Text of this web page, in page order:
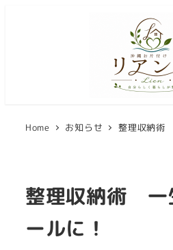
Home お知らせ 整理収納術
整理収納術 一
ールに！